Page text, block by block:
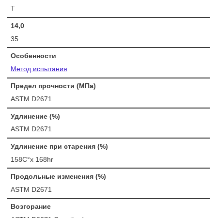
T
14,0
35
Особенности
Метод испытания
Предел прочности (МПа)
ASTM D2671
Удлинение (%)
ASTM D2671
Удлинение при старения (%)
158C°x 168hr
Продольные изменения (%)
ASTM D2671
Возгорание